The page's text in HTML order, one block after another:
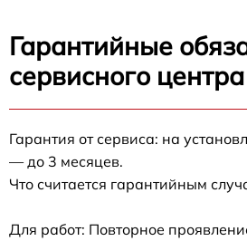
Гарантийные
сервисного
Гарантия от сервиса: на
— до 3 месяцев.
Что считается гарантийным
Для работ: Повторное